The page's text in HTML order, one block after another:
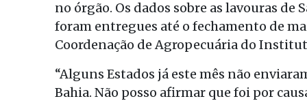
no órgão. Os dados sobre as lavouras de
foram entregues até o fechamento de
Coordenação de Agropecuária do
“Alguns Estados já este mês não
Bahia. Não posso afirmar que foi por